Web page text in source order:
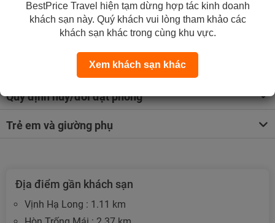
*Lưu ý:
Theo quy định của pháp luật Việt Nam, khi 1 khách nước
phải có giấy đăng ký kết hôn.
Quy định hủy/đổi đặt phòng
Trẻ em và giường phụ
Địa điểm gần khách sạn
Vịnh Hạ Long : 1.11 km
BestPrice Travel hiện tạm dừng hợp tác kinh doanh
khách sạn này. Quý khách vui lòng tham khảo các
khách sạn khác trong cùng khu vực.
Xem khách sạn khác